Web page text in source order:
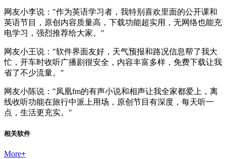
网友小李说："作为英语学习者，我特别喜欢里面的公开课和
英语节目，原创内容质量高，下载功能超实用，无网络也能充
电学习，强烈推荐给大家。"
网友小王说："软件界面友好，天气预报和路况信息帮了我大
忙，开车时收听广播剧很安全，内容丰富多样，免费下载让我
省了不少流量。"
网友小陈说："凤凰fm的有声小说和相声让我全家都爱上，离
线收听功能在旅行中派上用场，原创节目有深度，每天听一
点，生活更充实。"
相关软件
More+